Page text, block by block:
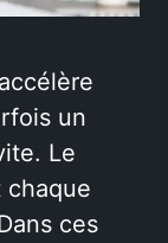
un
Le
chaque
ces